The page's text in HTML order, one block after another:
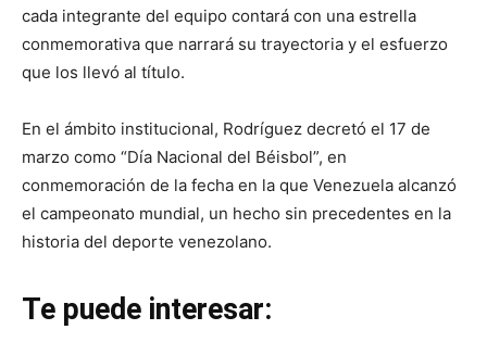
cada integrante del equipo contará con una estrella
conmemorativa que narrará su trayectoria y el esfuerzo
que los llevó al título.
En el ámbito institucional, Rodríguez decretó el 17 de
marzo como “Día Nacional del Béisbol”, en
conmemoración de la fecha en la que Venezuela alcanzó
el campeonato mundial, un hecho sin precedentes en la
historia del deporte venezolano.
Te puede interesar: